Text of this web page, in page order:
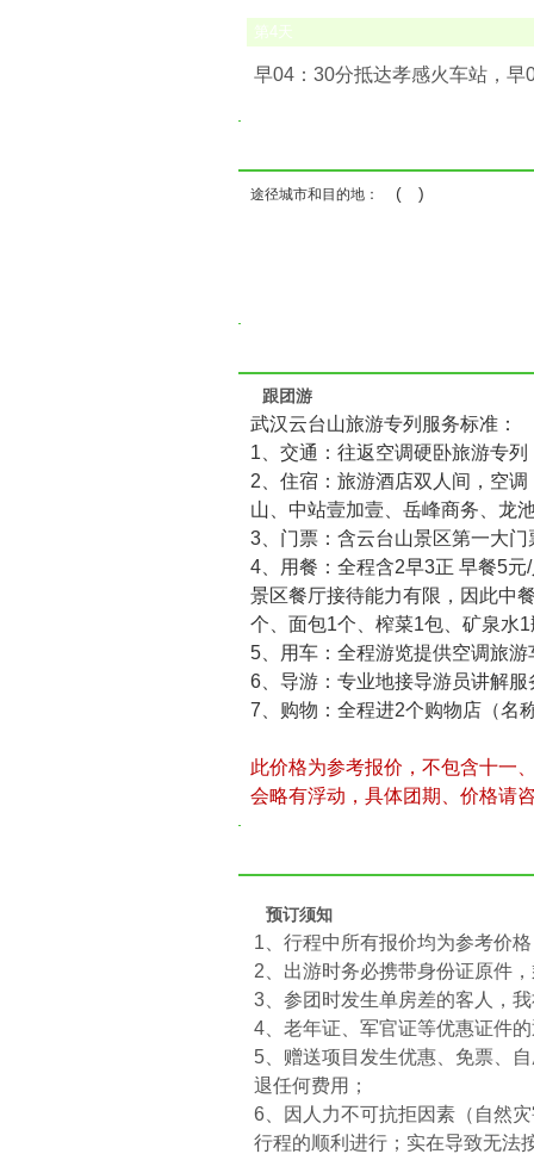
第4天
早04：30分抵达孝感火车站，
途径城市和目的地： ( )
跟团游
武汉云台山旅游专列服务标准：
1、交通：往返空调硬卧旅游专列
2、住宿：旅游酒店双人间，空
山、中站壹加壹、岳峰商务、龙
3、门票：含云台山景区第一大门
4、用餐：全程含2早3正 早餐5
景区餐厅接待能力有限，因此中
个、面包1个、榨菜1包、矿泉水
5、用车：全程游览提供空调旅游
6、导游：专业地接导游员讲解服
7、购物：全程进2个购物店（名
此价格为参考报价，不包含十一
会略有浮动，具体团期、价格请
预订须知
1、行程中所有报价均为参考价
2、出游时务必携带身份证原件
3、参团时发生单房差的客人，
4、老年证、军官证等优惠证件
5、赠送项目发生优惠、免票、
退任何费用；
6、因人力不可抗拒因素（自然
行程的顺利进行；实在导致无法